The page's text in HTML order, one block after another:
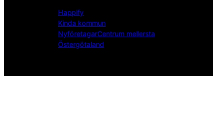
Happify
Kinda kommun
NyföretagarCentrum mellersta
Östergötaland